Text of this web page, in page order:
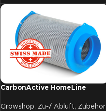
CarbonActive HomeLine
Growshop, Zu-/ Abluft, Zubehör